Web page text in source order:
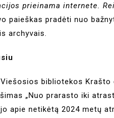
prieinama internete.
paieškas pradėti nuo
archyvais.
bibliotekos
„Nuo prarasto iki
apie netikėtą 2024 metų